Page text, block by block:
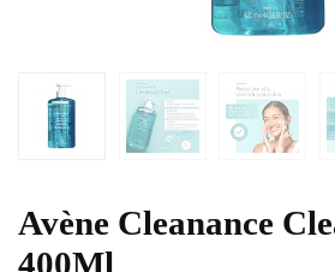
Avène Cleanance
400Ml